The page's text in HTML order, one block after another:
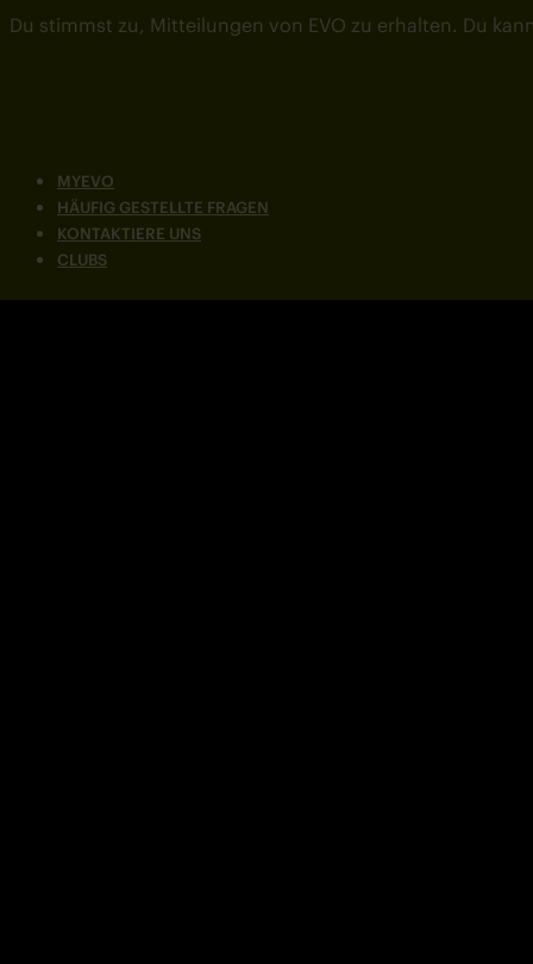
MYEVO
HÄUFIG GESTELLTE FRAGEN
KONTAKTIERE UNS
CLUBS
Du stimmst zu, Mitteilungen von EVO zu erhalten. Du